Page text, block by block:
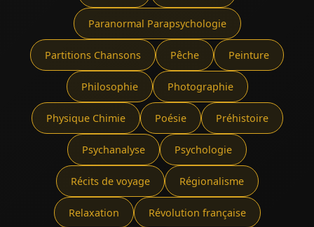
Paranormal Parapsychologie
Partitions Chansons Pêche Peinture
Philosophie Photographie
Physique Chimie Poésie Préhistoire
Psychanalyse Psychologie
Récits de voyage Régionalisme
Relaxation Révolution française